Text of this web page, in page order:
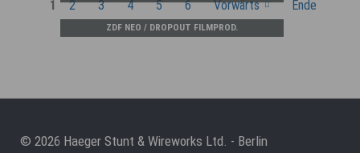
ZDF NEO / DROPOUT FILMPROD.
1 2 3 4 5 6 Vorwärts Ende
© 2026 Haeger Stunt & Wireworks Ltd. - Berlin